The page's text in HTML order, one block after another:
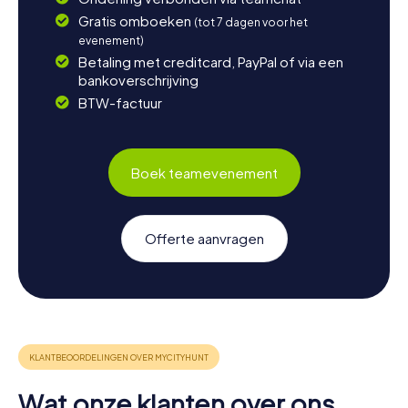
Gratis omboeken (tot 7 dagen voor het
evenement)
Betaling met creditcard, PayPal of via een
bankoverschrijving
BTW-factuur
Boek teamevenement
Offerte aanvragen